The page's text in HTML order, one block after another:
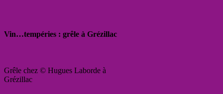
Vin…tempéries : grêle à Grézillac
Grêle chez © Hugues Laborde à
Grézillac